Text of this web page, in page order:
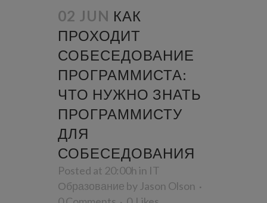
02 JUN КАК
ПРОХОДИТ
СОБЕСЕДОВАНИЕ
ПРОГРАММИСТА:
ЧТО НУЖНО ЗНАТЬ
ПРОГРАММИСТУ
ДЛЯ
СОБЕСЕДОВАНИЯ
Posted at 20:00h in IT
Образование by Jason Olson